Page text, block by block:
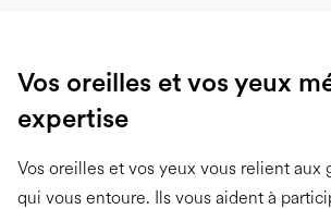
Vos oreilles et vos yeux
expertise
Vos oreilles et vos yeux vous relient aux
qui vous entoure. Ils vous aident à